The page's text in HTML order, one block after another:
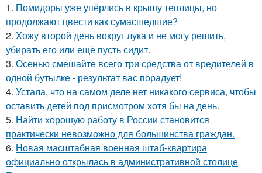
1. Помидоры уже упёрлись в крышу теплицы, но
продолжают цвести как сумасшедшие?
2. Хожу второй день вокруг лука и не могу решить,
убирать его или ещё пусть сидит.
3. Осенью смешайте всего три средства от вредителей в
одной бутылке - результат вас порадует!
4. Устала, что на самом деле нет никакого сервиса, чтобы
оставить детей под присмотром хотя бы на день.
5. Найти хорошую работу в России становится
практически невозможно для большинства граждан.
6. Новая масштабная военная штаб-квартира
официально открылась в административной столице